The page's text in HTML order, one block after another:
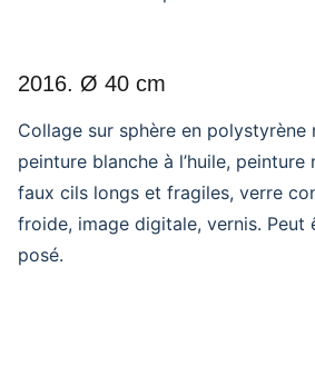
2016. Ø 40 cm
Collage sur sphère en
peinture blanche à l’huile, peinture
faux cils longs et fragiles, verre
froide, image digitale, vernis. Peut
posé.